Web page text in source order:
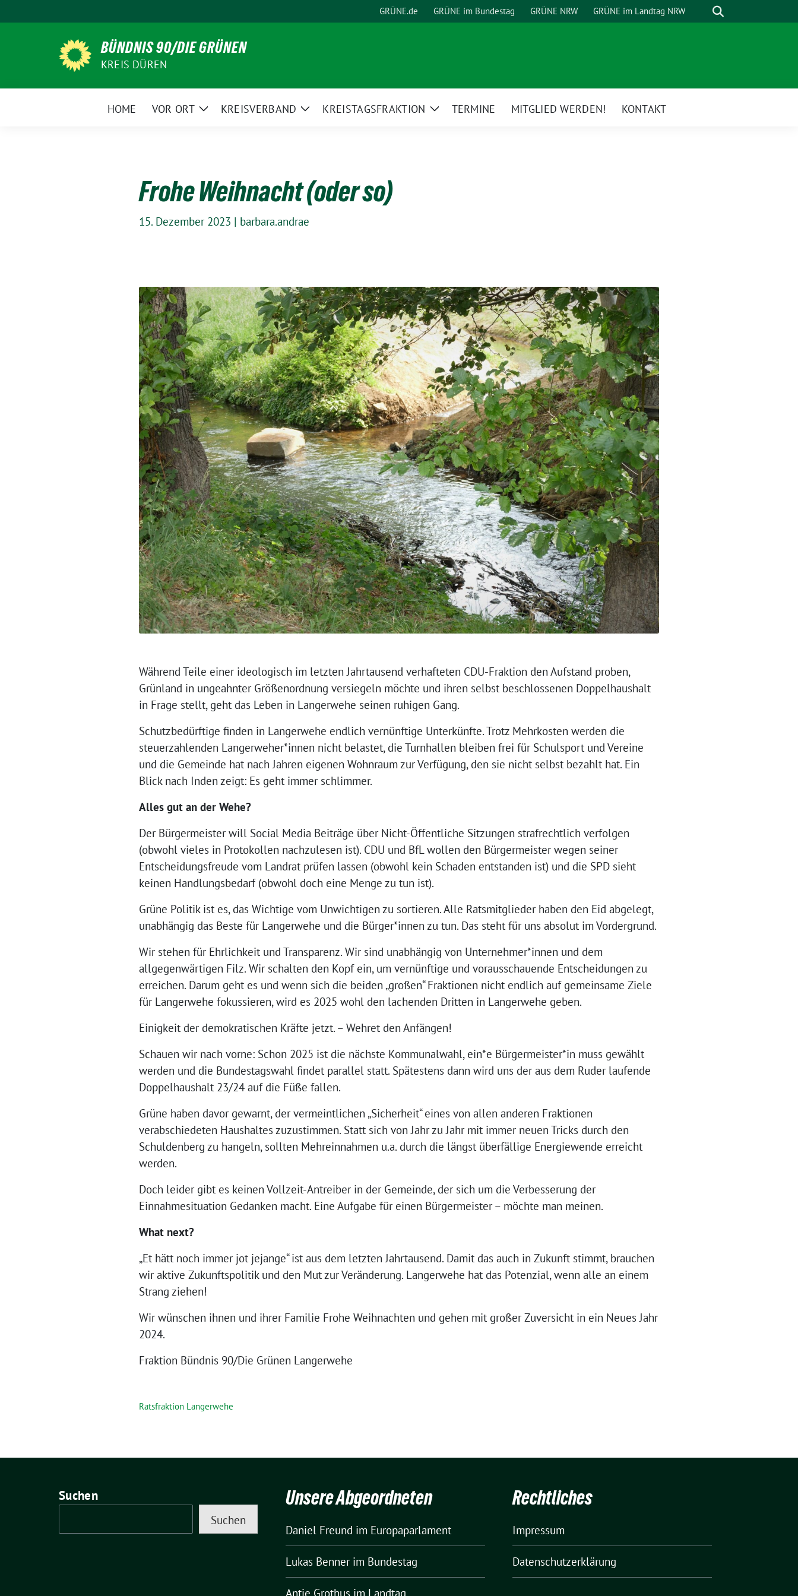
zum
GRÜNE.de GRÜNE im Bundestag GRÜNE NRW GRÜNE im Landtag NRW Suche
BÜNDNIS 90/DIE GRÜNEN
KREIS DÜREN
HOME VOR ORT
ZeigeKREISVERBAND
ZeigeKREISTAGSFRAKTION
ZeigeTERMINE MITGLIED WERDEN! KONTAKT
Frohe Weihnacht (oder so)
15. Dezember 2023 | barbara.andrae
Während Teile einer ideologisch im letzten Jahrtausend verhafteten CDU-Fraktion den Aufstand proben,
Grünland in ungeahnter Größenordnung versiegeln möchte und ihren selbst beschlossenen Doppelhaushalt
in Frage stellt, geht das Leben in Langerwehe seinen ruhigen Gang.
Schutzbedürftige finden in Langerwehe endlich vernünftige Unterkünfte. Trotz Mehrkosten werden die
steuerzahlenden Langerweher*innen nicht belastet, die Turnhallen bleiben frei für Schulsport und Vereine
und die Gemeinde hat nach Jahren eigenen Wohnraum zur Verfügung, den sie nicht selbst bezahlt hat. Ein
Blick nach Inden zeigt: Es geht immer schlimmer.
Alles gut an der Wehe?
Der Bürgermeister will Social Media Beiträge über Nicht-Öffentliche Sitzungen strafrechtlich verfolgen
(obwohl vieles in Protokollen nachzulesen ist). CDU und BfL wollen den Bürgermeister wegen seiner
Entscheidungsfreude vom Landrat prüfen lassen (obwohl kein Schaden entstanden ist) und die SPD sieht
keinen Handlungsbedarf (obwohl doch eine Menge zu tun ist).
Grüne Politik ist es, das Wichtige vom Unwichtigen zu sortieren. Alle Ratsmitglieder haben den Eid abgelegt,
unabhängig das Beste für Langerwehe und die Bürger*innen zu tun. Das steht für uns absolut im Vordergrund.
Wir stehen für Ehrlichkeit und Transparenz. Wir sind unabhängig von Unternehmer*innen und dem
allgegenwärtigen Filz. Wir schalten den Kopf ein, um vernünftige und vorausschauende Entscheidungen zu
erreichen. Darum geht es und wenn sich die beiden „großen“ Fraktionen nicht endlich auf gemeinsame Ziele
für Langerwehe fokussieren, wird es 2025 wohl den lachenden Dritten in Langerwehe geben.
Einigkeit der demokratischen Kräfte jetzt. – Wehret den Anfängen!
Schauen wir nach vorne: Schon 2025 ist die nächste Kommunalwahl, ein*e Bürgermeister*in muss gewählt
werden und die Bundestagswahl findet parallel statt. Spätestens dann wird uns der aus dem Ruder laufende
Doppelhaushalt 23/24 auf die Füße fallen.
Grüne haben davor gewarnt, der vermeintlichen „Sicherheit“ eines von allen anderen Fraktionen
verabschiedeten Haushaltes zuzustimmen. Statt sich von Jahr zu Jahr mit immer neuen Tricks durch den
Schuldenberg zu hangeln, sollten Mehreinnahmen u.a. durch die längst überfällige Energiewende erreicht
werden.
Doch leider gibt es keinen Vollzeit-Antreiber in der Gemeinde, der sich um die Verbesserung der
Einnahmesituation Gedanken macht. Eine Aufgabe für einen Bürgermeister – möchte man meinen.
What next?
„Et hätt noch immer jot jejange“ ist aus dem letzten Jahrtausend. Damit das auch in Zukunft stimmt, brauchen
wir aktive Zukunftspolitik und den Mut zur Veränderung. Langerwehe hat das Potenzial, wenn alle an einem
Strang ziehen!
Wir wünschen ihnen und ihrer Familie Frohe Weihnachten und gehen mit großer Zuversicht in ein Neues Jahr
2024.
Fraktion Bündnis 90/Die Grünen Langerwehe
Ratsfraktion Langerwehe
Suchen
Suchen
Unsere Abgeordneten
Daniel Freund im Europaparlament
Lukas Bennerim Bundestag
Antje Grothus im Landtag
Rechtliches
Impressum
Datenschutzerklärung